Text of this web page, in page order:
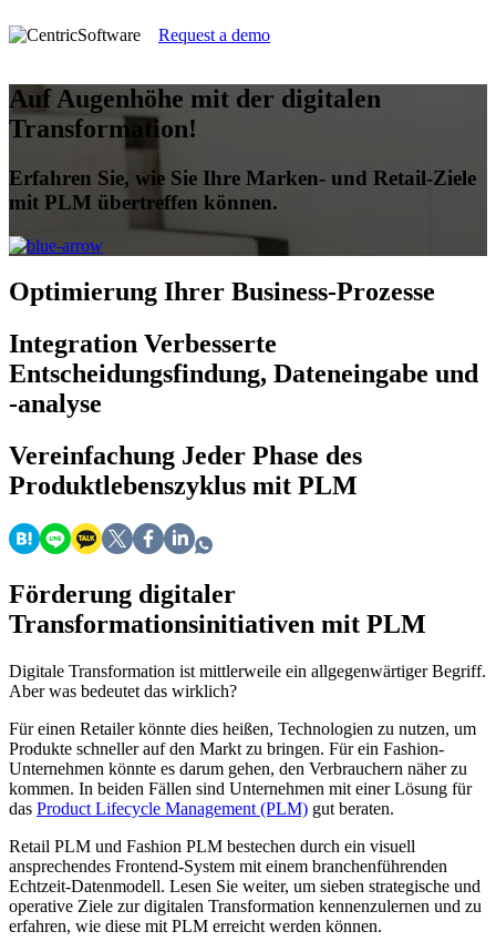
Request a demo
Auf Augenhöhe mit der digitalen
Transformation!
Erfahren Sie, wie Sie Ihre Marken- und Retail-Ziele
mit PLM übertreffen können.
Optimierung Ihrer Business-Prozesse
Integration Verbesserte
Entscheidungsfindung, Dateneingabe und
-analyse
Vereinfachung Jeder Phase des
Produktlebenszyklus mit PLM
Förderung digitaler
Transformationsinitiativen mit PLM
Digitale Transformation ist mittlerweile ein allgegenwärtiger Begriff.
Aber was bedeutet das wirklich?
Für einen Retailer könnte dies heißen, Technologien zu nutzen, um
Produkte schneller auf den Markt zu bringen. Für ein Fashion-
Unternehmen könnte es darum gehen, den Verbrauchern näher zu
kommen. In beiden Fällen sind Unternehmen mit einer Lösung für
das Product Lifecycle Management (PLM) gut beraten.
Retail PLM und Fashion PLM bestechen durch ein visuell
ansprechendes Frontend-System mit einem branchenführenden
Echtzeit-Datenmodell. Lesen Sie weiter, um sieben strategische und
operative Ziele zur digitalen Transformation kennenzulernen und zu
erfahren, wie diese mit PLM erreicht werden können.